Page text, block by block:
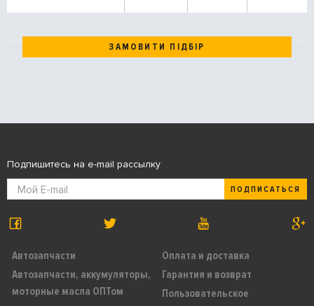
ЗАМОВИТИ ПІДБІР
Автозапчасти
Автозапчасти, аккумуляторы,
моторные масла ОПТом
Оплата и доставка
Гарантия и возврат
Пользовательское
Подпишитесь на e-mail рассылку
ПОДПИСАТЬСЯ